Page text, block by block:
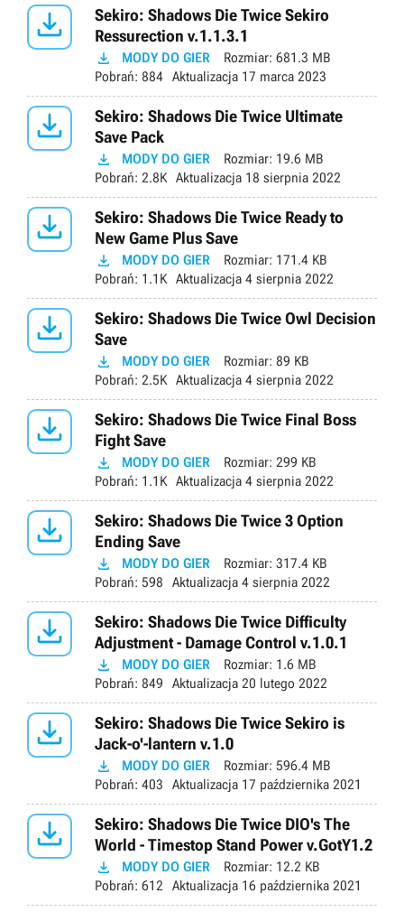

Sekiro: Shadows Die Twice Sekiro
Ressurection v.1.1.3.1
 MODY DO GIER Rozmiar: 681.3 MB
Pobrań: 884 Aktualizacja 17 marca 2023

Sekiro: Shadows Die Twice Ultimate
Save Pack
 MODY DO GIER Rozmiar: 19.6 MB
Pobrań: 2.8K Aktualizacja 18 sierpnia 2022

Sekiro: Shadows Die Twice Ready to
New Game Plus Save
 MODY DO GIER Rozmiar: 171.4 KB
Pobrań: 1.1K Aktualizacja 4 sierpnia 2022

Sekiro: Shadows Die Twice Owl Decision
Save
 MODY DO GIER Rozmiar: 89 KB
Pobrań: 2.5K Aktualizacja 4 sierpnia 2022

Sekiro: Shadows Die Twice Final Boss
Fight Save
 MODY DO GIER Rozmiar: 299 KB
Pobrań: 1.1K Aktualizacja 4 sierpnia 2022

Sekiro: Shadows Die Twice 3 Option
Ending Save
 MODY DO GIER Rozmiar: 317.4 KB
Pobrań: 598 Aktualizacja 4 sierpnia 2022

Sekiro: Shadows Die Twice Difficulty
Adjustment - Damage Control v.1.0.1
 MODY DO GIER Rozmiar: 1.6 MB
Pobrań: 849 Aktualizacja 20 lutego 2022

Sekiro: Shadows Die Twice Sekiro is
Jack-o'-lantern v.1.0
 MODY DO GIER Rozmiar: 596.4 MB
Pobrań: 403 Aktualizacja 17 października 2021

Sekiro: Shadows Die Twice DIO's The
World - Timestop Stand Power v.GotY1.2
 MODY DO GIER Rozmiar: 12.2 KB
Pobrań: 612 Aktualizacja 16 października 2021